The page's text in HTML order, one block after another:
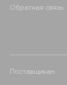
Обратная связь
Поставщикам